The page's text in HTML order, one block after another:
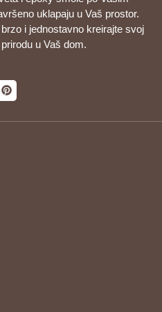
uklapaju u Vaš prostor.
i jednostavno kreirajte svoj
u Vaš dom.